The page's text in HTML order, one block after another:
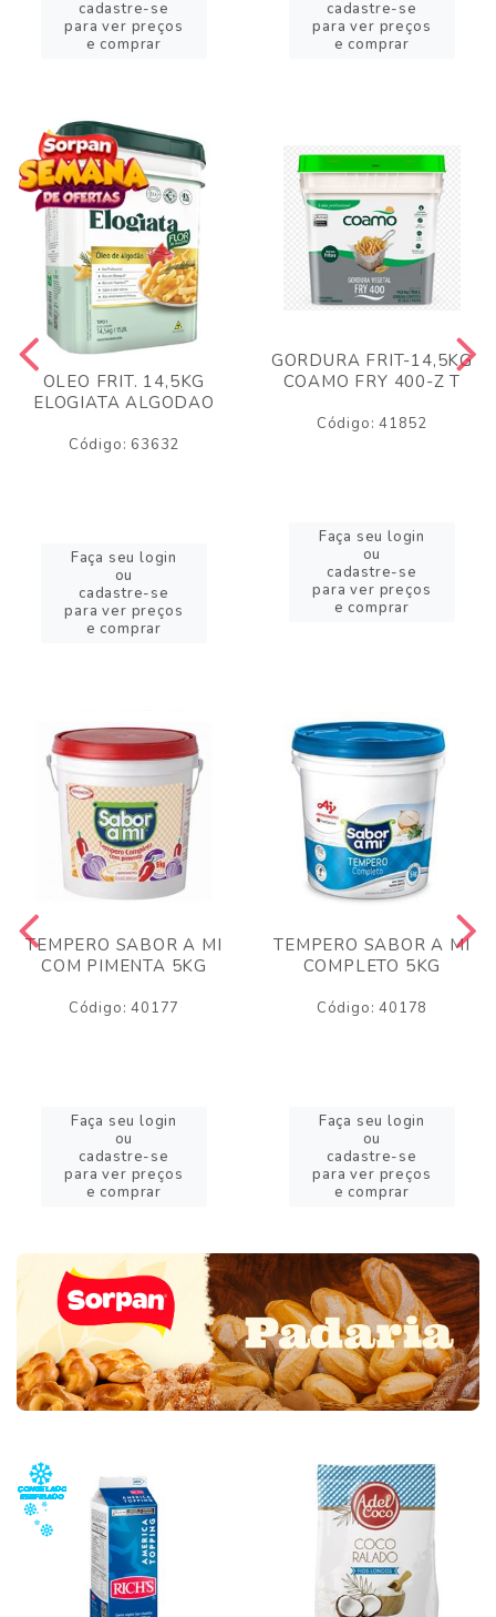
cadastre-se
para ver preços
e comprar
cadastre-se
para ver preços
e comprar
OLEO FRIT. 14,5KG
ELOGIATA ALGODAO
Código: 63632
Faça seu login
ou
cadastre-se
para ver preços
e comprar
GORDURA FRIT-14,5KG
COAMO FRY 400-Z T
Código: 41852
Faça seu login
ou
cadastre-se
para ver preços
e comprar
TEMPERO SABOR A MI
COM PIMENTA 5KG
Código: 40177
Faça seu login
ou
cadastre-se
para ver preços
e comprar
TEMPERO SABOR A MI
COMPLETO 5KG
Código: 40178
Faça seu login
ou
cadastre-se
para ver preços
e comprar